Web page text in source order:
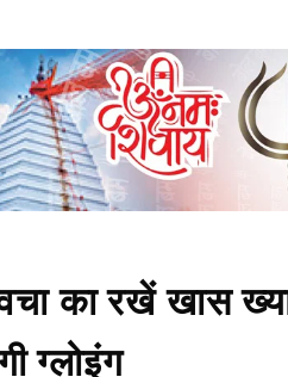
का रखें खास
ग्लोइंग